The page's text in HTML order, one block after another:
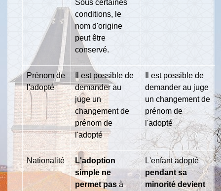
Sous certaines
conditions, le
nom d'origine
peut être
conservé.
Prénom de
l'adopté
Il est possible de
demander au
juge un
changement de
prénom de
l'adopté
Il est possible de
demander au juge
un changement de
prénom de
l'adopté
Nationalité
L'adoption
simple ne
permet pasà
L'enfant adopté
pendant sa
minorité devient